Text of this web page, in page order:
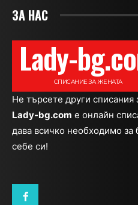
ЗА НАС
Lady-
СПИСАНИЕ ЗА ЖЕНАТА
Не търсете други списания
Lady-bg.com e онлайн
дава всичко необходимо
себе си!